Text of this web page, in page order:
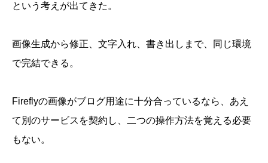
という考えが出てきた。
画像生成から修正、文字入れ、書き出しまで、同じ環境
で完結できる。
Fireflyの画像がブログ用途に十分合っているなら、あえ
て別のサービスを契約し、二つの操作方法を覚える必要
もない。